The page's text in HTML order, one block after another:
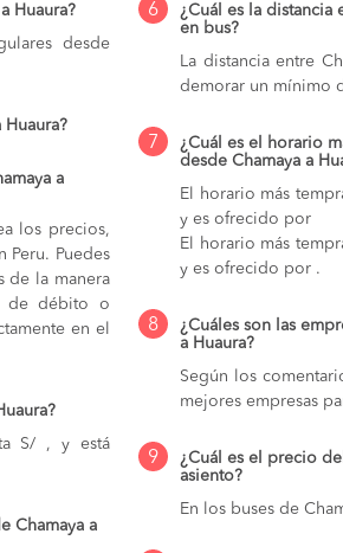
Huaura?
desde
Huaura?
a
los precios,
Peru. Puedes
de la manera
de débito o
en el
S/ , y está
Chamaya a
6
¿Cuál es la distancia
en bus?
La distancia entre
demorar un mínimo
7
¿Cuál es el horario
desde Chamaya a
El horario más
y es ofrecido por
El horario más
y es ofrecido por .
8
¿Cuáles son las
a Huaura?
Según los
mejores empresas
9
¿Cuál es el precio
asiento?
En los buses de